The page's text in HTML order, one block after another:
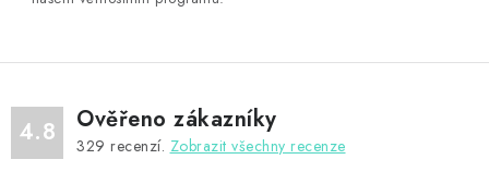
v
k
y
4.8 Ověřeno zákazníky
329 recenzí. Zobrazit všechny recenze